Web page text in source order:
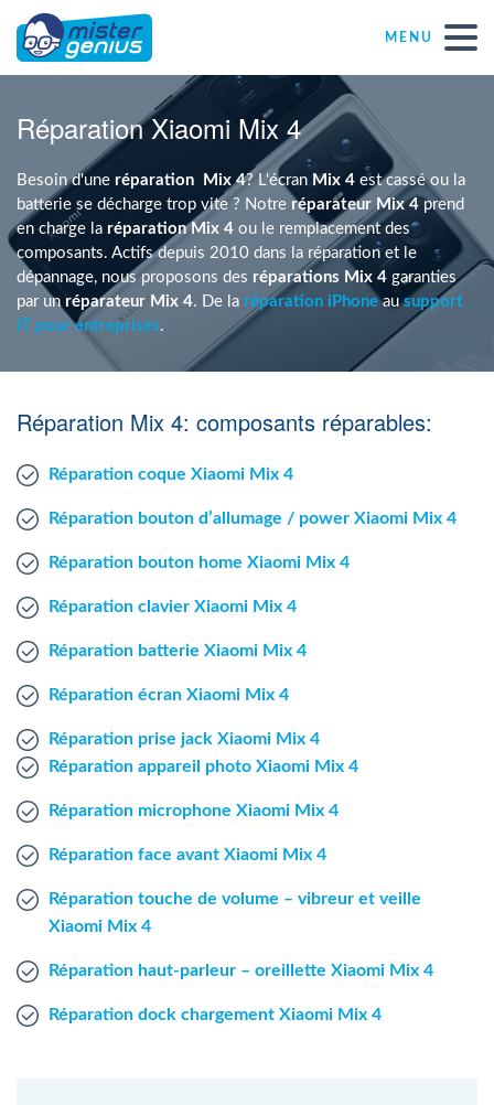
MENU
Réparations – Dépannages
Magasins informatiques toutes marques
Indépendant
PME
ASBL
Agent Mac
Réparation Xiaomi Mix 4
Besoin d'une réparation Mix 4? L'écran Mix 4 est cassé ou la
batterie se décharge trop vite ? Notre réparateur Mix 4 prend
en charge la réparation Mix 4 ou le remplacement des
composants. Actifs depuis 2010 dans la réparation et le
dépannage, nous proposons des réparations Mix 4 garanties
par un réparateur Mix 4. De la réparation iPhoneausupport
IT pour entreprises.
Réparation Mix 4: composants réparables:
Réparation coque Xiaomi Mix 4
Réparation bouton d’allumage / power Xiaomi Mix 4
Réparation bouton home Xiaomi Mix 4
Réparation clavier Xiaomi Mix 4
Réparation batterie Xiaomi Mix 4
Réparation écran Xiaomi Mix 4
Réparation prise jack Xiaomi Mix 4
Réparation appareil photo Xiaomi Mix 4
Réparation microphone Xiaomi Mix 4
Réparation face avant Xiaomi Mix 4
Réparation touche de volume – vibreur et veille
Xiaomi Mix 4
Réparation haut-parleur – oreillette Xiaomi Mix 4
Réparation dock chargement Xiaomi Mix 4